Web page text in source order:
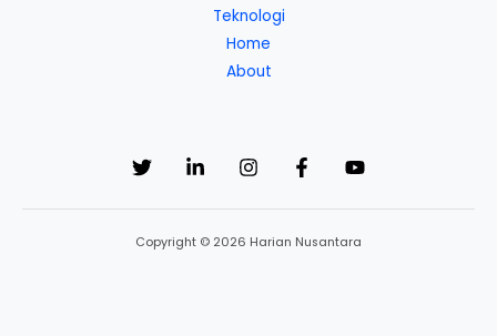
Teknologi
Home
About
Copyright © 2026 Harian Nusantara